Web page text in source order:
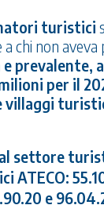
turistici
chi non
e
per il
villaggi
settore
e